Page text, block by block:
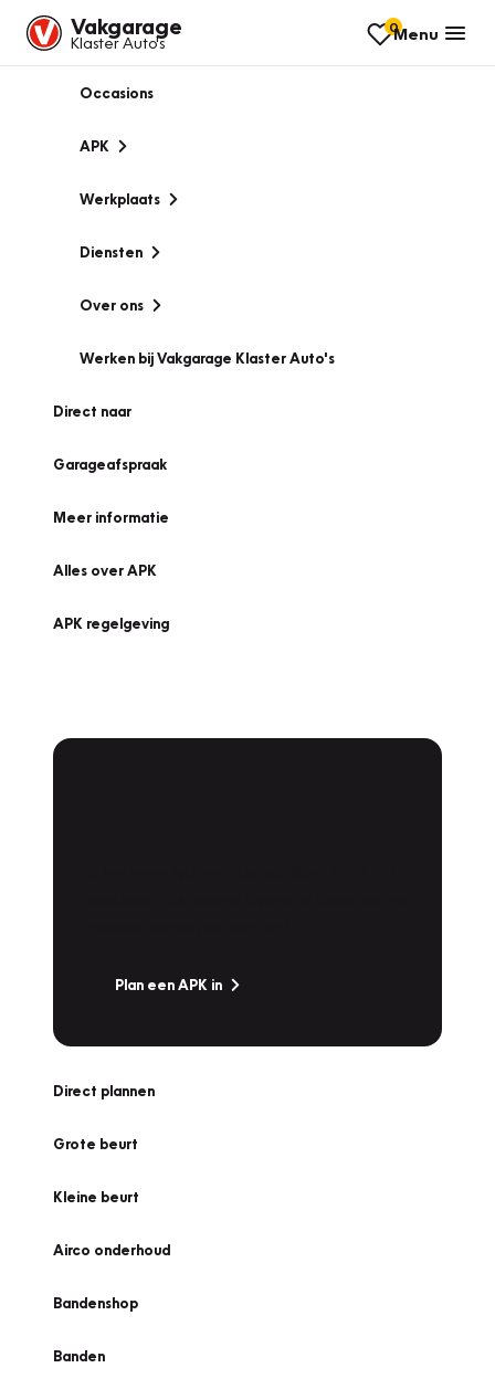
Vakgarage
Klaster Auto's
0Menu
Occasions
APK
Werkplaats
Diensten
Over ons
Werken bij Vakgarage Klaster Auto's
Direct naar
Garageafspraak
Meer informatie
Alles over APK
APK regelgeving
Plan een APK in
Direct plannen
Grote beurt
Kleine beurt
Airco onderhoud
Bandenshop
Banden